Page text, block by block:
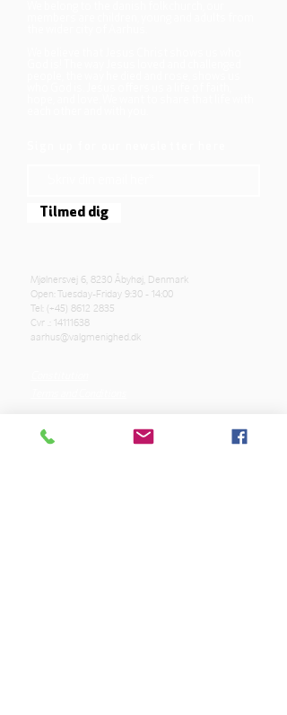
Tilmed dig
Mjølnersvej 6, 8230 Åbyhøj, Denmark
Open: Tuesday-Friday 9:30 - 14:00
Tel: (+45) 8612 2835
Cvr .: 14111638
aarhus@valgmenighed.dk